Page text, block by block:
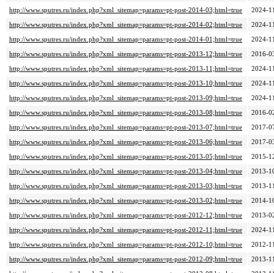
http://www.sputres.ru/index.php?xml_sitemap=params=pt-post-2014-03;html=true
2024-
http://www.sputres.ru/index.php?xml_sitemap=params=pt-post-2014-02;html=true
2024-
http://www.sputres.ru/index.php?xml_sitemap=params=pt-post-2014-01;html=true
2024-
http://www.sputres.ru/index.php?xml_sitemap=params=pt-post-2013-12;html=true
2016-
http://www.sputres.ru/index.php?xml_sitemap=params=pt-post-2013-11;html=true
2024-
http://www.sputres.ru/index.php?xml_sitemap=params=pt-post-2013-10;html=true
2024-
http://www.sputres.ru/index.php?xml_sitemap=params=pt-post-2013-09;html=true
2024-
http://www.sputres.ru/index.php?xml_sitemap=params=pt-post-2013-08;html=true
2016-
http://www.sputres.ru/index.php?xml_sitemap=params=pt-post-2013-07;html=true
2017-
http://www.sputres.ru/index.php?xml_sitemap=params=pt-post-2013-06;html=true
2017-
http://www.sputres.ru/index.php?xml_sitemap=params=pt-post-2013-05;html=true
2015-
http://www.sputres.ru/index.php?xml_sitemap=params=pt-post-2013-04;html=true
2013-
http://www.sputres.ru/index.php?xml_sitemap=params=pt-post-2013-03;html=true
2013-
http://www.sputres.ru/index.php?xml_sitemap=params=pt-post-2013-02;html=true
2014-
http://www.sputres.ru/index.php?xml_sitemap=params=pt-post-2012-12;html=true
2013-
http://www.sputres.ru/index.php?xml_sitemap=params=pt-post-2012-11;html=true
2024-
http://www.sputres.ru/index.php?xml_sitemap=params=pt-post-2012-10;html=true
2012-
http://www.sputres.ru/index.php?xml_sitemap=params=pt-post-2012-09;html=true
2013-